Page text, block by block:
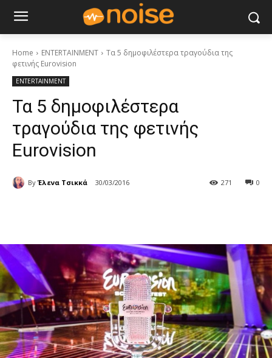
Home ENTERTAINMENT
Τα 5 δημοφιλέστερα τραγούδια της
φετινής Eurovision
ENTERTAINMENT
Τα 5 δημοφιλέστερα
τραγούδια της φετινής
Eurovision
By Έλενα Τσικκά 30/03/2016 0
271